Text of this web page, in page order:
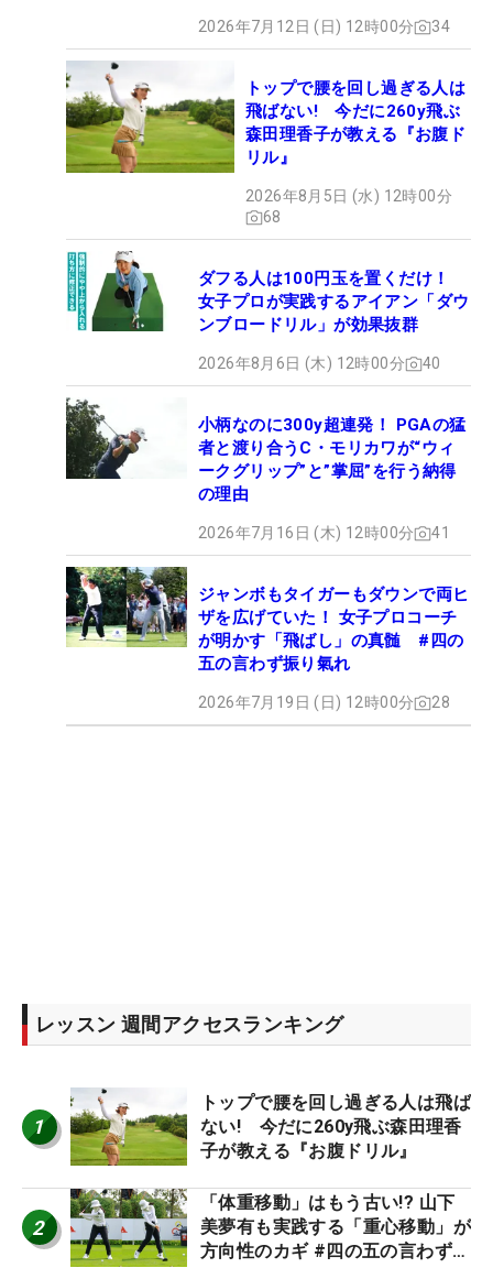
2026年7月12日 (日) 12時00分 34
トップで腰を回し過ぎる人は
飛ばない! 今だに260y飛ぶ
森田理香子が教える『お腹ド
リル』
2026年8月5日 (水) 12時00分
68
ダフる人は100円玉を置くだけ！
女子プロが実践するアイアン「ダウ
ンブロードリル」が効果抜群
2026年8月6日 (木) 12時00分 40
小柄なのに300y超連発！ PGAの猛
者と渡り合うC・モリカワが“ウィ
ークグリップ”と”掌屈”を行う納得
の理由
2026年7月16日 (木) 12時00分 41
ジャンボもタイガーもダウンで両ヒ
ザを広げていた！ 女子プロコーチ
が明かす「飛ばし」の真髄 #四の
五の言わず振り氣れ
2026年7月19日 (日) 12時00分 28
レッスン 週間アクセスランキング
1
トップで腰を回し過ぎる人は飛ば
ない! 今だに260y飛ぶ森田理香
子が教える『お腹ドリル』
2
「体重移動」はもう古い!? 山下
美夢有も実践する「重心移動」が
方向性のカギ #四の五の言わず振